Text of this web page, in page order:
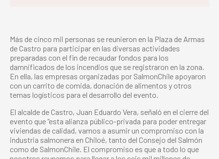
Más de cinco mil personas se reunieron en la Plaza de Armas
de Castro para participar en las diversas actividades
preparadas con el fin de recaudar fondos para los
damnificados de los incendios que se registraron en la zona.
En ella, las empresas organizadas por SalmonChile apoyaron
con un carrito de comida, donación de alimentos y otros
temas logísticos para el desarrollo del evento.
El alcalde de Castro, Juan Eduardo Vera, señaló en el cierre del
evento que “esta alianza público-privada para poder entregar
viviendas de calidad, vamos a asumir un compromiso con la
industria salmonera en Chiloé, tanto del Consejo del Salmón
como de SalmonChile. El compromiso es que a todo lo que